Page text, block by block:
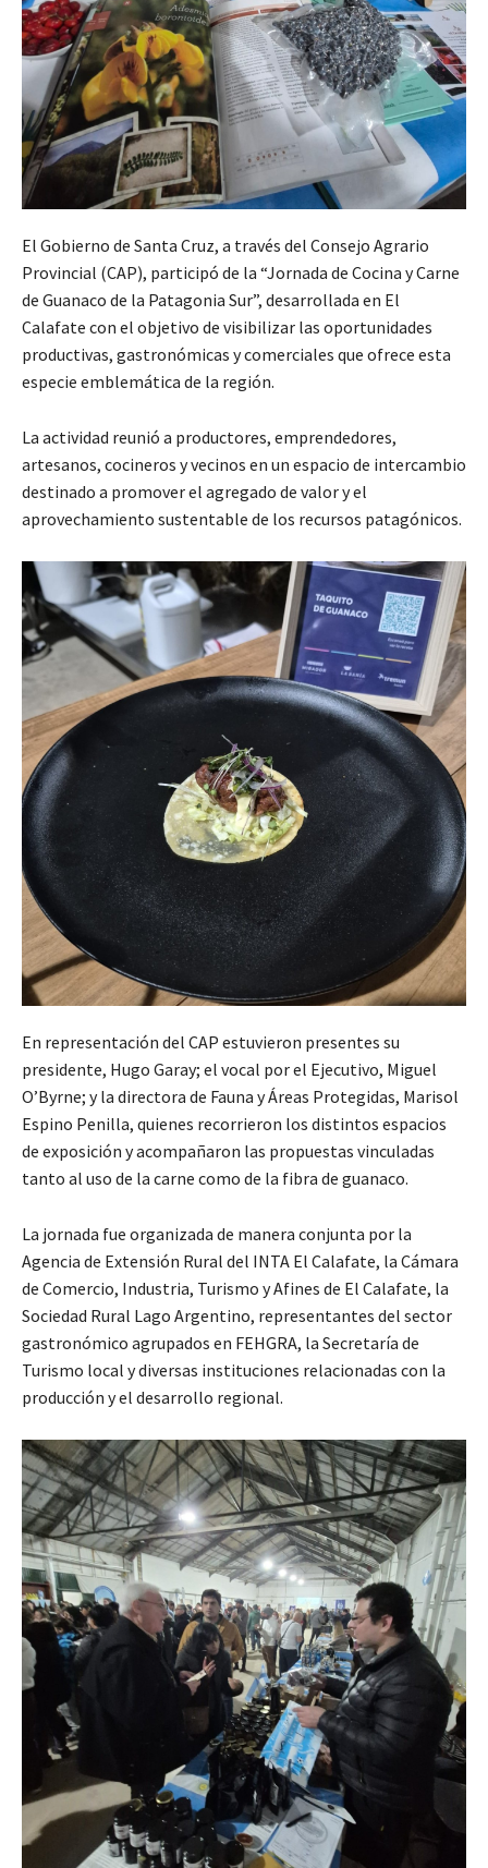
El Gobierno de Santa Cruz, a través del Consejo Agrario
Provincial (CAP), participó de la “Jornada de Cocina y Carne
de Guanaco de la Patagonia Sur”, desarrollada en El
Calafate con el objetivo de visibilizar las oportunidades
productivas, gastronómicas y comerciales que ofrece esta
especie emblemática de la región.
La actividad reunió a productores, emprendedores,
artesanos, cocineros y vecinos en un espacio de intercambio
destinado a promover el agregado de valor y el
aprovechamiento sustentable de los recursos patagónicos.
En representación del CAP estuvieron presentes su
presidente, Hugo Garay; el vocal por el Ejecutivo, Miguel
O’Byrne; y la directora de Fauna y Áreas Protegidas, Marisol
Espino Penilla, quienes recorrieron los distintos espacios
de exposición y acompañaron las propuestas vinculadas
tanto al uso de la carne como de la fibra de guanaco.
La jornada fue organizada de manera conjunta por la
Agencia de Extensión Rural del INTA El Calafate, la Cámara
de Comercio, Industria, Turismo y Afines de El Calafate, la
Sociedad Rural Lago Argentino, representantes del sector
gastronómico agrupados en FEHGRA, la Secretaría de
Turismo local y diversas instituciones relacionadas con la
producción y el desarrollo regional.